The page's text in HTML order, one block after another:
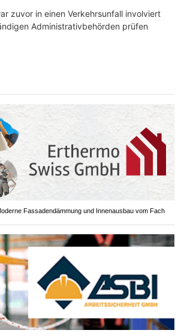
zuvor in einen Verkehrsunfall involviert
Administrativbehörden prüfen
Fassadendämmung und Innenausbau vom Fach